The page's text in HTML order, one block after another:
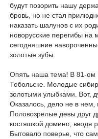
будут позорить нашу
бровь, но не стал
наказать шалунов с их
новорусские перегибы на
сегодняшние
золотые зубы.
Опять наша тема! В 81-ом
Тобольске. Молодые
золотыми улыбками. Вот,
Оказалось, дело не в нем,
Половозрелые девы друг
костяшкой домино, вводя
Бытовало поверье, что